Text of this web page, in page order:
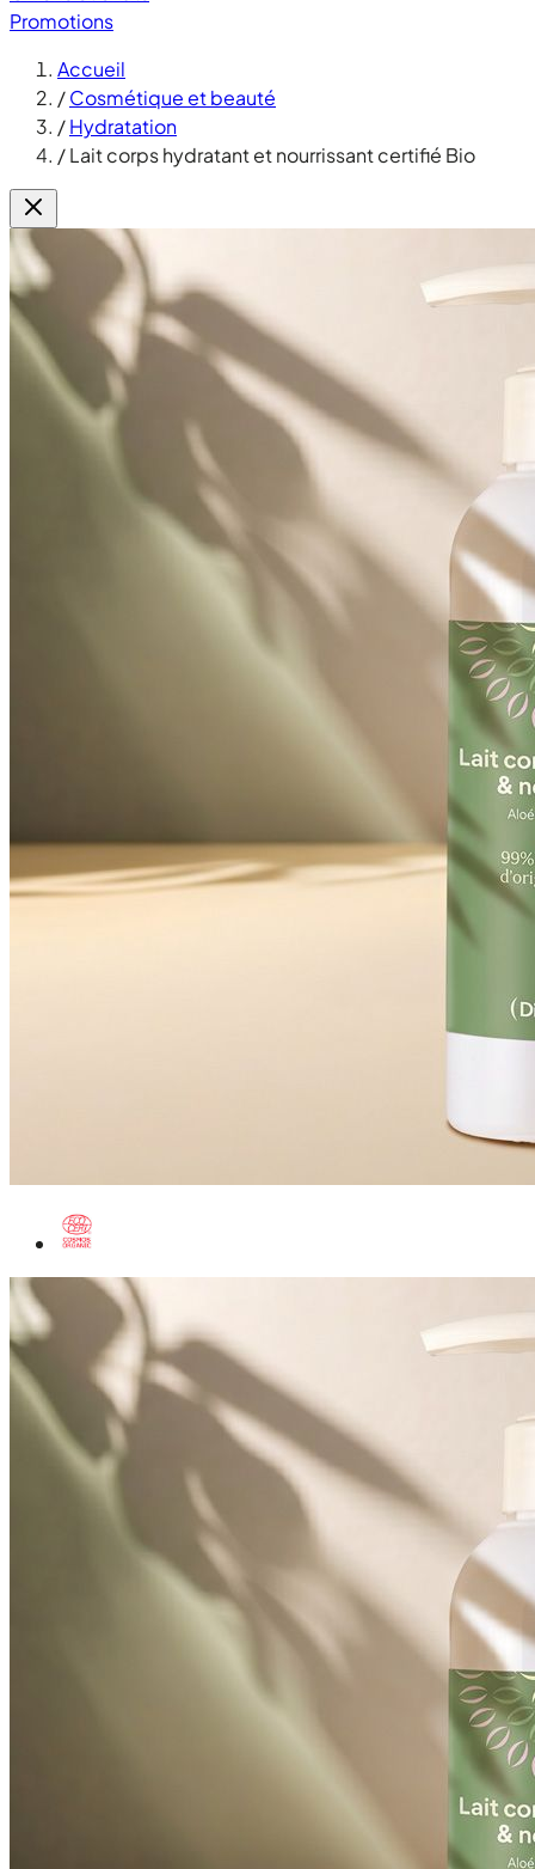
Promotions
Accueil
/Cosmétique et beauté
/Hydratation
/Lait corps hydratant et nourrissant certifié Bio